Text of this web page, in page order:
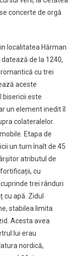
concerte de orgă
localitatea Hărman
de la 1240,
cu trei
aceste
bisericii este
un element inedit îl
colateralelor.
Etapa de
un turn înalt de 45
atributul de
cu
trei rânduri
cu apă. Zidul
stabilea limita
Acesta avea
lui erau
nordică,